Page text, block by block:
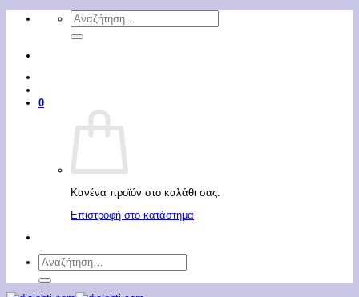
Μετάβαση
Αναζήτηση
για:
0
Κανένα προϊόν στο καλάθι σας.
Επιστροφή στο κατάστημα
Αναζήτηση
για: